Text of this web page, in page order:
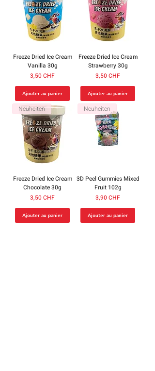
Freeze Dried Ice Cream
Vanilla 30g
Prix
3,50 CHF
Ajouter au panier
Freeze Dried Ice Cream
Strawberry 30g
Prix
3,50 CHF
Ajouter au panier
Neuheiten
Freeze Dried Ice Cream
Chocolate 30g
Prix
3,50 CHF
Ajouter au panier
Neuheiten
3D Peel Gummies Mixed
Fruit 102g
Prix
3,90 CHF
Ajouter au panier